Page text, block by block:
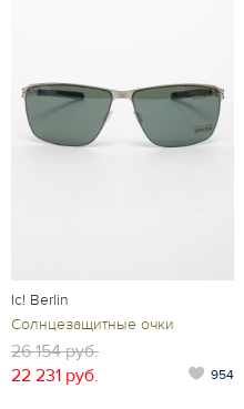
Ic! Berlin
Солнцезащитные очки
26 154 руб.
22 231 руб.
954